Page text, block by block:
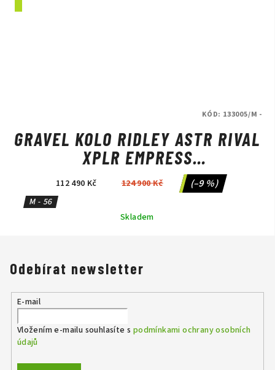
GRAVEL KOLO RIDLEY ASTR RIVAL
XPLR EMPRESS
GREY/ANTHRACITE METALLIC
112 490 Kč 124 900 Kč (–9 %)
M - 56
Skladem
KÓD: 133005/M -
Odebírat newsletter
E-mail
Vložením e-mailu souhlasíte s podmínkami ochrany osobních
údajů